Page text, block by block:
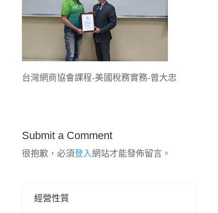
台灣網商協會課程-美國稅務實務-曾大忠
Submit a Comment
很抱歉，必須登入 網站才能發佈留言。
經營性質